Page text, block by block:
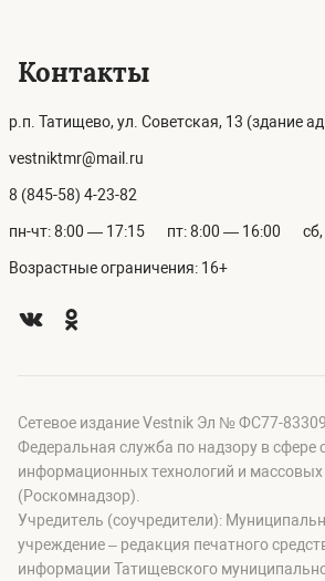
Контакты
р.п. Татищево, ул. Советская, 13 (здание
vestniktmr@mail.ru
8 (845-58) 4-23-82
пн-чт: 8:00 — 17:15 пт: 8:00 — 16:00
Возрастные ограничения: 16+
Сетевое издание Vestnik Эл № ФС77-
Федеральная служба по надзору в сфере
информационных технологий и
(Роскомнадзор).
Учредитель (соучредители):
учреждение – редакция печатного
информации Татищевского